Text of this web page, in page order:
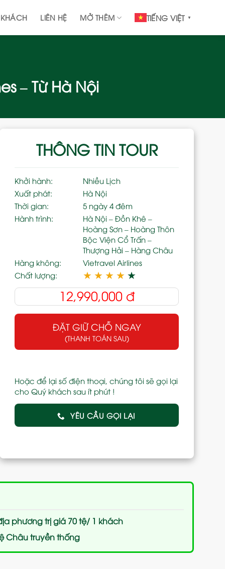
LIÊN HỆ MỞ THÊM TIẾNG VIỆT ▼
– Từ Hà Nội
THÔNG TIN TOUR
Khởi hành:
Nhiều Lịch
Xuất phát:
Hà Nội
Thời gian:
5 ngày 4 đêm
Hành trình:
Hà Nội – Đồn Khê –
Hoàng Sơn – Hoàng Thôn
Bộc Viện Cổ Trấn –
Thượng Hải – Hàng Châu
Hàng không:
Vietravel Airlines
Chất lượng:
★ ★ ★ ★ ★
12,990,000đ
ĐẶT GIỮ CHỖ NGAY
(THANH TOÁN SAU)
Hoặc để lại số điện thoại, chúng tôi sẽ gọi lại
cho Quý khách sau ít phút !
YÊU CẦU GỌI LẠI
phương trị giá 70 tệ/ 1 khách
Châu truyền thống